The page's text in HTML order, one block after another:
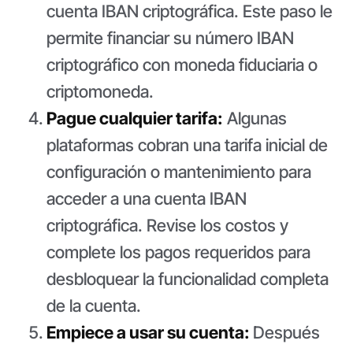
cuenta IBAN criptográfica. Este paso le
permite financiar su número IBAN
criptográfico con moneda fiduciaria o
criptomoneda.
Pague cualquier tarifa: Algunas
plataformas cobran una tarifa inicial de
configuración o mantenimiento para
acceder a una cuenta IBAN
criptográfica. Revise los costos y
complete los pagos requeridos para
desbloquear la funcionalidad completa
de la cuenta.
Empiece a usar su cuenta: Después